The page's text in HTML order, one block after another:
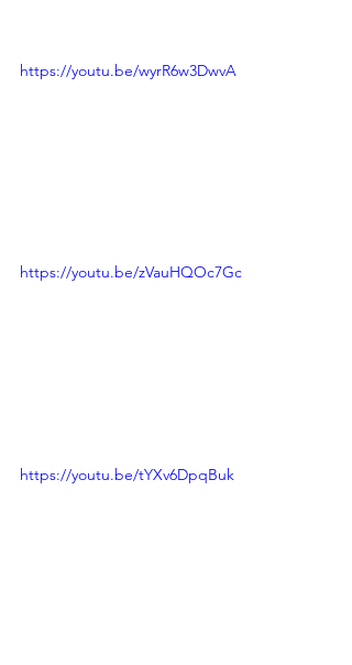
https://youtu.be/wyrR6w3DwvA
https://youtu.be/zVauHQOc7Gc
https://youtu.be/tYXv6DpqBuk